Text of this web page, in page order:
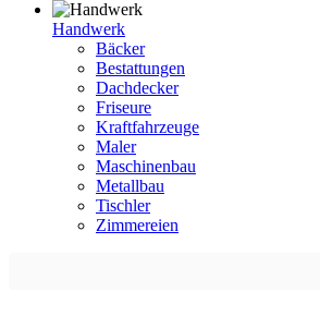
Handwerk
Bäcker
Bestattungen
Dachdecker
Friseure
Kraftfahrzeuge
Maler
Maschinenbau
Metallbau
Tischler
Zimmereien